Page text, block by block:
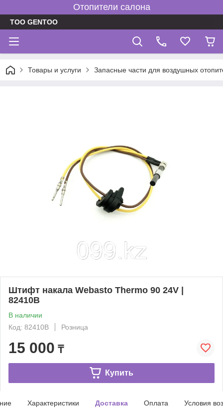
Отопители салона
TOO GENTOO
Товары и услуги Запасные части для воздушных
Штифт накала Webasto Thermo 90 24V |
82410B
В наличии
Код: 82410B
Розница
15 000 ₸
Купить
Характеристики Доставка Оплата Условия